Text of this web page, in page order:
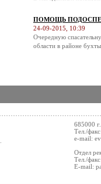
ПОМОЩЬ
24-09-2015, 10:39
Очередную
области в районе
685000
Тел./
e-mail:
Отдел
Тел./
E-mail: